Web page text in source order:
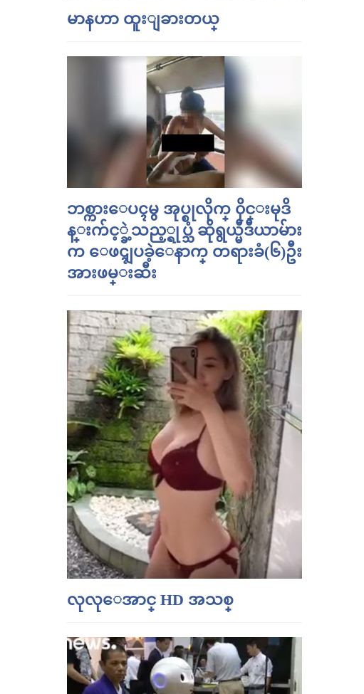
မာနဟာ ထူးျခားတယ္
ဘစ္ကားေပၚမွ အုပ္စုလိုက္ ၀ိုင္းမုဒိ
န္းက်င့္ခဲ့သည့္ရုပ္သံ ဆိုရွယ္မီဒီယာမ်ား
က ေဖၚျပခဲ့ေနာက္ တရားခံ(၆)ဦး
အားဖမ္းဆီး
လုလုေအာင္ HD အသစ္